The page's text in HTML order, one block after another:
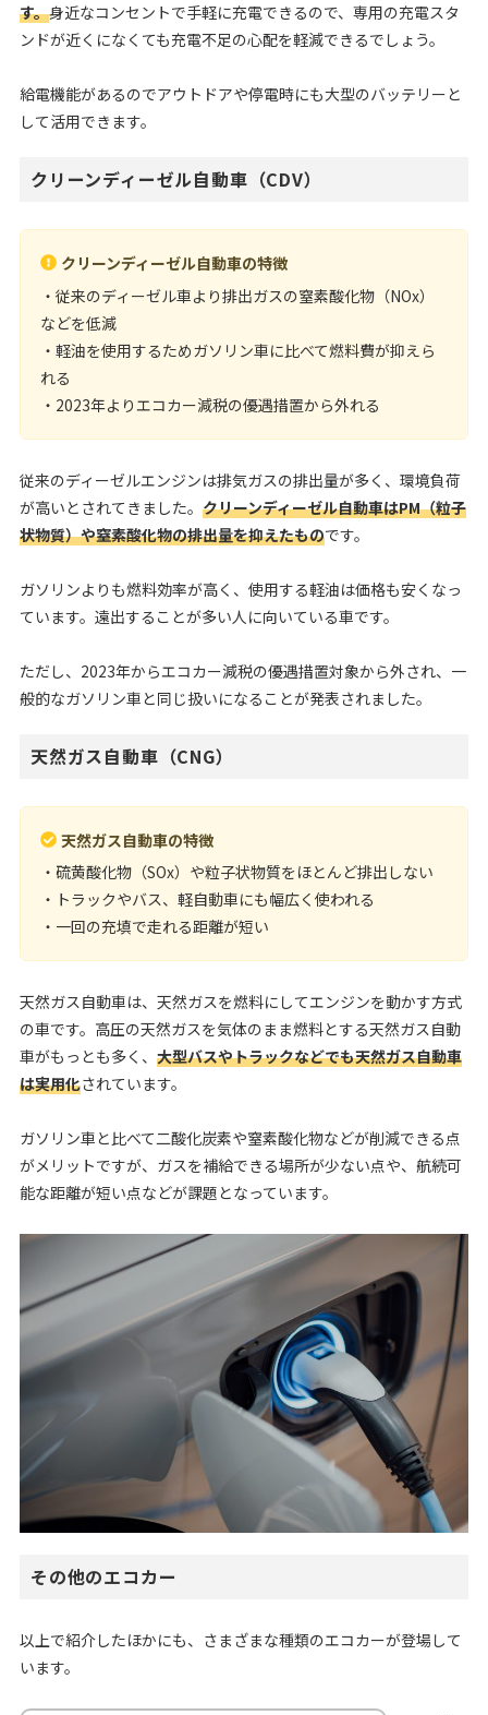
す。身近なコンセントで手軽に充電できるので、専用の充電スタ
ンドが近くになくても充電不足の心配を軽減できるでしょう。
給電機能があるのでアウトドアや停電時にも大型のバッテリーと
して活用できます。
クリーンディーゼル自動車（CDV）
クリーンディーゼル自動車の特徴
・従来のディーゼル車より排出ガスの窒素酸化物（NOx）
などを低減
・軽油を使用するためガソリン車に比べて燃料費が抑えら
れる
・2023年よりエコカー減税の優遇措置から外れる
従来のディーゼルエンジンは排気ガスの排出量が多く、環境負荷
が高いとされてきました。 クリーンディーゼル自動車はPM（粒子
状物質）や窒素酸化物の排出量を抑えたものです。
ガソリンよりも燃料効率が高く、使用する軽油は価格も安くなっ
ています。遠出することが多い人に向いている車です。
ただし、2023年からエコカー減税の優遇措置対象から外され、一
般的なガソリン車と同じ扱いになることが発表されました。
天然ガス自動車（CNG）
天然ガス自動車の特徴
・硫黄酸化物（SOx）や粒子状物質をほとんど排出しない
・トラックやバス、軽自動車にも幅広く使われる
・一回の充填で走れる距離が短い
天然ガス自動車は、天然ガスを燃料にしてエンジンを動かす方式
の車です。高圧の天然ガスを気体のまま燃料とする天然ガス自動
車がもっとも多く、 大型バスやトラックなどでも天然ガス自動車
は実用化されています。
ガソリン車と比べて二酸化炭素や窒素酸化物などが削減できる点
がメリットですが、ガスを補給できる場所が少ない点や、航続可
能な距離が短い点などが課題となっています。
その他のエコカー
以上で紹介したほかにも、さまざまな種類のエコカーが登場して
います。